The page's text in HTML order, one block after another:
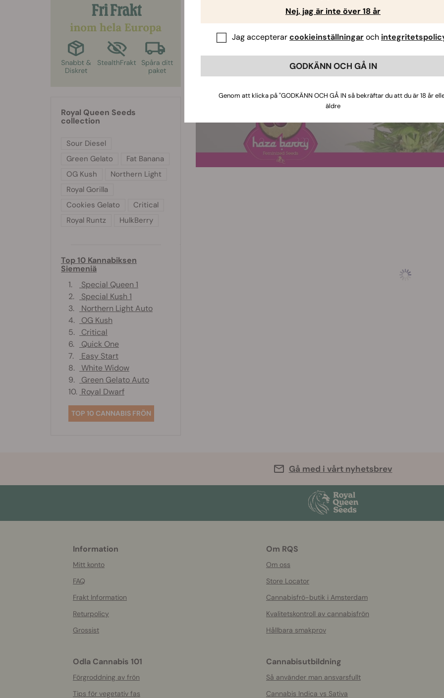
Royal Queen Seeds
collection
Sour Diesel
Green Gelato
Fat Banana
OG Kush
Northern Light
Royal Gorilla
Cookies Gelato
Critical
Royal Runtz
HulkBerry
Top 10 Kannabiksen
Siemeniä
1.
Special Queen 1
2.
Special Kush 1
3.
Northern Light Auto
4.
OG Kush
5.
Critical
6.
Quick One
7.
Easy Start
8.
White Widow
9.
Green Gelato Auto
10. Royal Dwarf
TOP 10 CANNABIS FRÖN
Gå med i vårt nyhetsbrev
Information
Mitt konto
FAQ
Frakt Information
Returpolicy
Grossist
Om RQS
Om oss
Store Locator
Cannabisfrö-butik i Amsterdam
Kvalitetskontroll av cannabisfrön
Hållbara smakprov
Odla Cannabis 101
Förgroddning av frön
Tips för vegetativ fas
Cannabisutbildning
Så använder man ansvarsfullt
Cannabis Indica vs Sativa
Nej, jag är inte över 18 år
Jag accepterarcookieinställningaroch
GODKÄNN OCH GÅ IN
Genom att klicka på "GODKÄNN OCH GÅ IN så bekräftar du att du är 18 år
äldre